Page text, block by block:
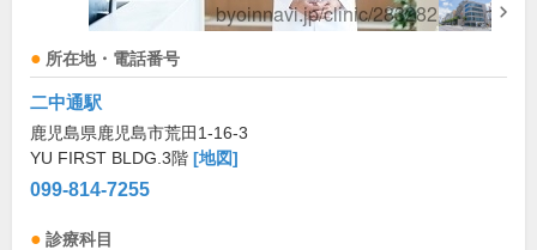
所在地・電話番号
二中通駅
鹿児島県鹿児島市荒田1-16-3
YU FIRST BLDG.3階 [地図]
099-814-7255
診療科目